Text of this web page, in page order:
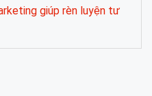
giúp rèn luyện tư